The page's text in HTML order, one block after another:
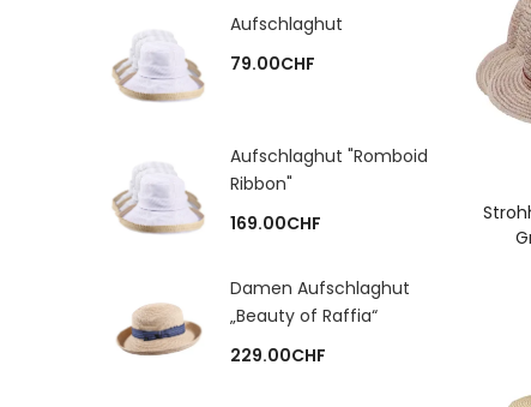
Aufschlaghut
79.00CHF
Aufschlaghut "Romboid
Ribbon"
169.00CHF
Damen Aufschlaghut
„Beauty of Raffia“
229.00CHF